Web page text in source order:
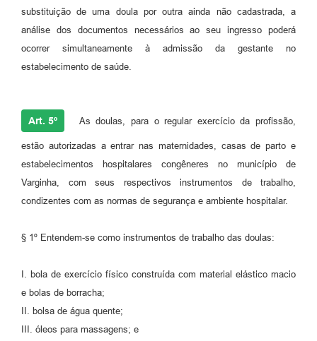
substituição de uma doula por outra ainda não cadastrada, a
análise dos documentos necessários ao seu ingresso poderá
ocorrer simultaneamente à admissão da gestante no
estabelecimento de saúde.
Art. 5º As doulas, para o regular exercício da profissão,
estão autorizadas a entrar nas maternidades, casas de parto e
estabelecimentos hospitalares congêneres no município de
Varginha, com seus respectivos instrumentos de trabalho,
condizentes com as normas de segurança e ambiente hospitalar.
§ 1º Entendem-se como instrumentos de trabalho das doulas:
I. bola de exercício físico construída com material elástico macio
e bolas de borracha;
II. bolsa de água quente;
III. óleos para massagens; e